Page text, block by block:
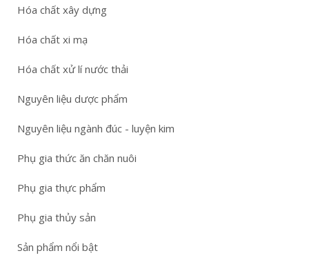
Hóa chất xây dựng
Hóa chất xi mạ
Hóa chất xử lí nước thải
Nguyên liệu dược phẩm
Nguyên liệu ngành đúc - luyện kim
Phụ gia thức ăn chăn nuôi
Phụ gia thực phẩm
Phụ gia thủy sản
Sản phẩm nổi bật